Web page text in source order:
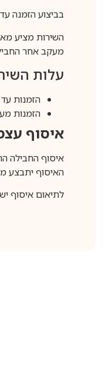
בביצוע הזמנה עד השעה 10:00 בימים א-ה. לא כולל שישי-
השירות מציע
מעקב אחר
עלות
הזמנות עד 399 ש"ח: 15.00 ש"ח
הזמנות מעל 400 ש"ח:
איסוף
איסוף החבילה החל מיום
האיסוף יתבצע
לתיאום איסוף יש